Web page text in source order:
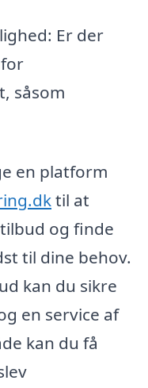
Er der
såsom
en platform
til at
og finde
til dine behov.
kan du sikre
en service af
kan du få